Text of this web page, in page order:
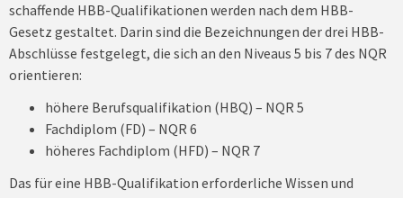
schaffende HBB-Qualifikationen werden nach dem HBB-
Gesetz gestaltet. Darin sind die Bezeichnungen der drei HBB-
Abschlüsse festgelegt, die sich an den Niveaus 5 bis 7 des NQR
orientieren:
höhere Berufsqualifikation (HBQ) – NQR 5
Fachdiplom (FD) – NQR 6
höheres Fachdiplom (HFD) – NQR 7
Das für eine HBB-Qualifikation erforderliche Wissen und